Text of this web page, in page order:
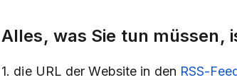
Alles, was Sie tun müssen,
1. die URL der Website in den RSS-